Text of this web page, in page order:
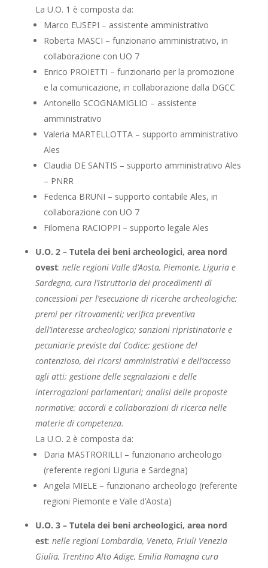
La U.O. 1 è composta da:
Marco EUSEPI – assistente amministrativo
Roberta MASCI – funzionario amministrativo, in
collaborazione con UO 7
Enrico PROIETTI – funzionario per la promozione
e la comunicazione, in collaborazione dalla DGCC
Antonello SCOGNAMIGLIO – assistente
amministrativo
Valeria MARTELLOTTA – supporto amministrativo
Ales
Claudia DE SANTIS – supporto amministrativo Ales
– PNRR
Federica BRUNI – supporto contabile Ales, in
collaborazione con UO 7
Filomena RACIOPPI – supporto legale Ales
U.O. 2 – Tutela dei beni archeologici, area nord
ovest: nelle regioni Valle d’Aosta, Piemonte, Liguria e
Sardegna, cura l’istruttoria dei procedimenti di
concessioni per l’esecuzione di ricerche archeologiche;
premi per ritrovamenti; verifica preventiva
dell’interesse archeologico; sanzioni ripristinatorie e
pecuniarie previste dal Codice; gestione del
contenzioso, dei ricorsi amministrativi e dell’accesso
agli atti; gestione delle segnalazioni e delle
interrogazioni parlamentari; analisi delle proposte
normative; accordi e collaborazioni di ricerca nelle
materie di competenza.
La U.O. 2 è composta da:
Daria MASTRORILLI – funzionario archeologo
(referente regioni Liguria e Sardegna)
Angela MIELE – funzionario archeologo (referente
regioni Piemonte e Valle d’Aosta)
U.O. 3 – Tutela dei beni archeologici, area nord
est: nelle regioni Lombardia, Veneto, Friuli Venezia
Giulia, Trentino Alto Adige, Emilia Romagna cura